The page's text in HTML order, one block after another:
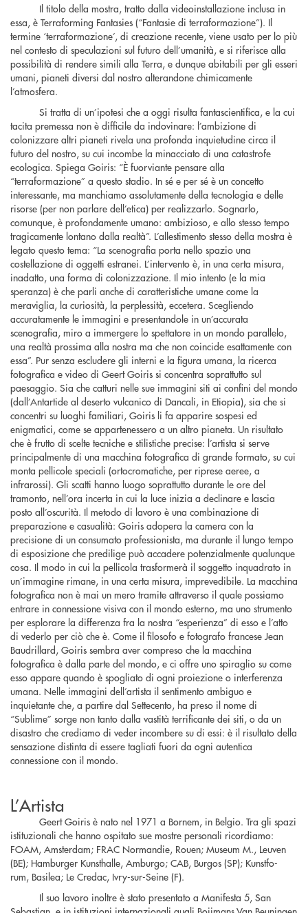
Il titolo della mostra, tratto dalla videoinstallazione inclusa in
essa, è Terraforming Fantasies (“Fantasie di terraformazione”). Il
termine ‘terraformazione’, di creazione recente, viene usato per lo più
nel contesto di speculazioni sul futuro dell’umanità, e si riferisce alla
possibilità di rendere simili alla Terra, e dunque abitabili per gli esseri
umani, pianeti diversi dal nostro alterandone chimicamente
l’atmosfera.
Si tratta di un’ipotesi che a oggi risulta fantascientifica, e la cui
tacita premessa non è difficile da indovinare: l’ambizione di
colonizzare altri pianeti rivela una profonda inquietudine circa il
futuro del nostro, su cui incombe la minacciato di una catastrofe
ecologica. Spiega Goiris: “È fuorviante pensare alla
“terraformazione” a questo stadio. In sé e per sé è un concetto
interessante, ma manchiamo assolutamente della tecnologia e delle
risorse (per non parlare dell’etica) per realizzarlo. Sognarlo,
comunque, è profondamente umano: ambizioso, e allo stesso tempo
tragicamente lontano dalla realtà”. L’allestimento stesso della mostra è
legato questo tema: “La scenografia porta nello spazio una
costellazione di oggetti estranei. L’intervento è, in una certa misura,
inadatto, una forma di colonizzazione. Il mio intento (e la mia
speranza) è che parli anche di caratteristiche umane come la
meraviglia, la curiosità, la perplessità, eccetera. Scegliendo
accuratamente le immagini e presentandole in un’accurata
scenografia, miro a immergere lo spettatore in un mondo parallelo,
una realtà prossima alla nostra ma che non coincide esattamente con
essa”. Pur senza escludere gli interni e la figura umana, la ricerca
fotografica e video di Geert Goiris si concentra soprattutto sul
paesaggio. Sia che catturi nelle sue immagini siti ai confini del mondo
(dall’Antartide al deserto vulcanico di Dancali, in Etiopia), sia che si
concentri su luoghi familiari, Goiris li fa apparire sospesi ed
enigmatici, come se appartenessero a un altro pianeta. Un risultato
che è frutto di scelte tecniche e stilistiche precise: l’artista si serve
principalmente di una macchina fotografica di grande formato, su cui
monta pellicole speciali (ortocromatiche, per riprese aeree, a
infrarossi). Gli scatti hanno luogo soprattutto durante le ore del
tramonto, nell’ora incerta in cui la luce inizia a declinare e lascia
posto all’oscurità. Il metodo di lavoro è una combinazione di
preparazione e casualità: Goiris adopera la camera con la
precisione di un consumato professionista, ma durante il lungo tempo
di esposizione che predilige può accadere potenzialmente qualunque
cosa. Il modo in cui la pellicola trasformerà il soggetto inquadrato in
un’immagine rimane, in una certa misura, imprevedibile. La macchina
fotografica non è mai un mero tramite attraverso il quale possiamo
entrare in connessione visiva con il mondo esterno, ma uno strumento
per esplorare la differenza fra la nostra “esperienza” di esso e l’atto
di vederlo per ciò che è. Come il filosofo e fotografo francese Jean
Baudrillard, Goiris sembra aver compreso che la macchina
fotografica è dalla parte del mondo, e ci offre uno spiraglio su come
esso appare quando è spogliato di ogni proiezione o interferenza
umana. Nelle immagini dell’artista il sentimento ambiguo e
inquietante che, a partire dal Settecento, ha preso il nome di
“Sublime” sorge non tanto dalla vastità terrificante dei siti, o da un
disastro che crediamo di veder incombere su di essi: è il risultato della
sensazione distinta di essere tagliati fuori da ogni autentica
connessione con il mondo.
L’Artista
Geert Goiris è nato nel 1971 a Bornem, in Belgio. Tra gli spazi
istituzionali che hanno ospitato sue mostre personali ricordiamo:
FOAM, Amsterdam; FRAC Normandie, Rouen; Museum M., Leuven
(BE); Hamburger Kunsthalle, Amburgo; CAB, Burgos (SP); Kunstfo-
rum, Basilea; Le Credac, Ivry-sur-Seine (F).
Il suo lavoro inoltre è stato presentato a Manifesta 5, San